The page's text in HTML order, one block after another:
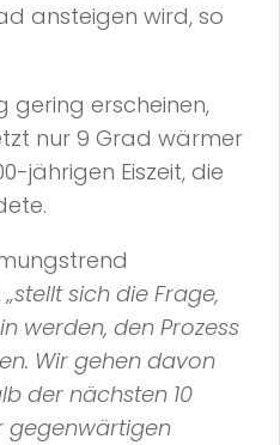
ansteigen wird, so
gering erscheinen,
nur 9 Grad wärmer
jährigen Eiszeit, die
„stellt sich die Frage,
werden, den Prozess
Wir gehen davon
der nächsten 10
gegenwärtigen